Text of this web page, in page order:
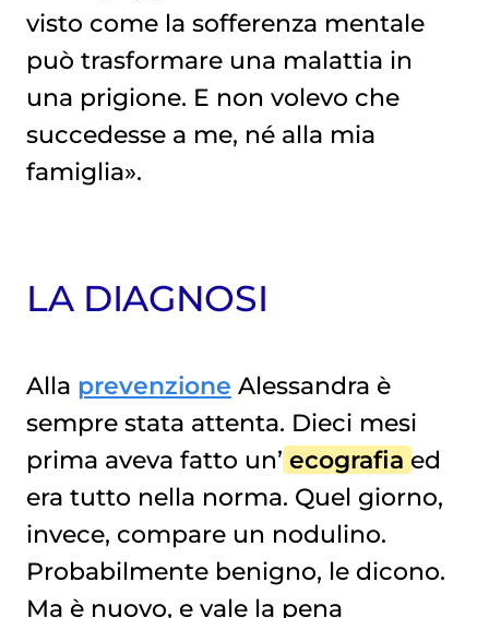
visto come la sofferenza mentale
può trasformare una malattia in
una prigione. E non volevo che
succedesse a me, né alla mia
famiglia».
LA DIAGNOSI
Alla prevenzione Alessandra è
sempre stata attenta. Dieci mesi
prima aveva fatto un’ ecografia ed
era tutto nella norma. Quel giorno,
invece, compare un nodulino.
Probabilmente benigno, le dicono.
Ma è nuovo, e vale la pena